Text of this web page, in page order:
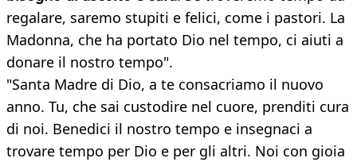
regalare, saremo stupiti e felici, come i pastori. La
Madonna, che ha portato Dio nel tempo, ci aiuti a
donare il nostro tempo".
"Santa Madre di Dio, a te consacriamo il nuovo
anno. Tu, che sai custodire nel cuore, prenditi cura
di noi. Benedici il nostro tempo e insegnaci a
trovare tempo per Dio e per gli altri. Noi con gioia